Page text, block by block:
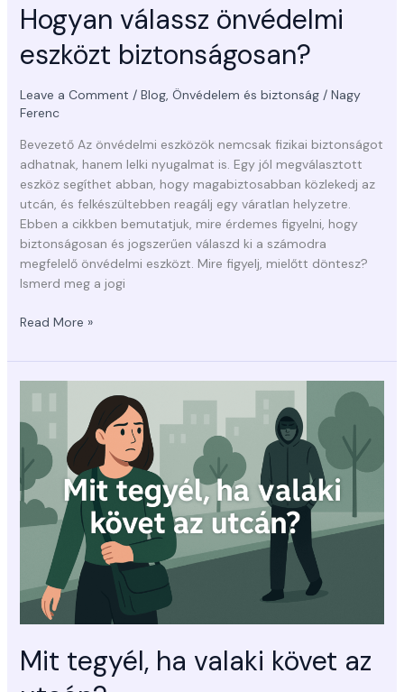
Hogyan válassz önvédelmi
eszközt biztonságosan?
Leave a Comment / Blog, Önvédelem és biztonság/ Nagy
Ferenc
Bevezető Az önvédelmi eszközök nemcsak fizikai biztonságot
adhatnak, hanem lelki nyugalmat is. Egy jól megválasztott
eszköz segíthet abban, hogy magabiztosabban közlekedj az
utcán, és felkészültebben reagálj egy váratlan helyzetre.
Ebben a cikkben bemutatjuk, mire érdemes figyelni, hogy
biztonságosan és jogszerűen válaszd ki a számodra
megfelelő önvédelmi eszközt. Mire figyelj, mielőtt döntesz?
Ismerd meg a jogi
Read More »
Mit tegyél, ha valaki követ az
Mit
ha
valaki
követ
az
utcán?